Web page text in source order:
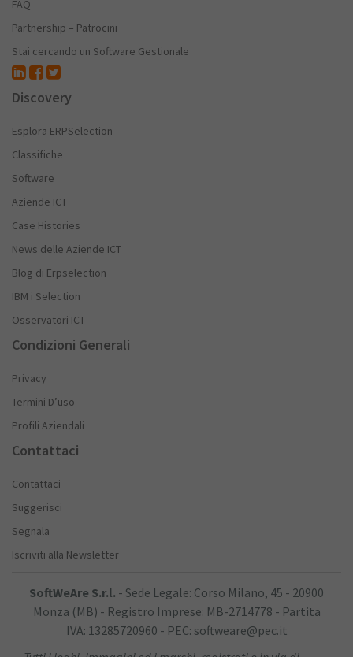
FAQ
Partnership – Patrocini
Stai cercando un Software Gestionale
Discovery
Esplora ERPSelection
Classifiche
Software
Aziende ICT
Case Histories
News delle Aziende ICT
Blog di Erpselection
IBM i Selection
Osservatori ICT
Condizioni Generali
Privacy
Termini D’uso
Profili Aziendali
Contattaci
Contattaci
Suggerisci
Segnala
Iscriviti alla Newsletter
SoftWeAre S.r.l. - Sede Legale: Corso Milano, 45 - 20900
Monza (MB) - Registro Imprese: MB-2714778 - Partita
IVA: 13285720960 - PEC: softweare@pec.it